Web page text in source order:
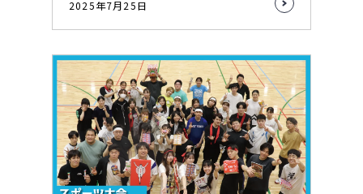
2025年7月25日